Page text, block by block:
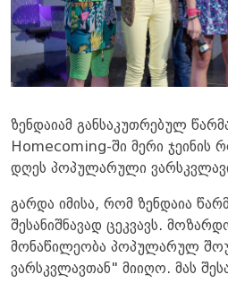
ზენდაიამ განსაკუთრებულ
Homecoming-ში მერი ჯეინის
დღეს პოპულარული
გარდა იმისა, რომ ზენდაია
შესანიშნავად ცეკვავს.
მონაწილეობა პოპულარულ
ვარსკვლავთან" მიიღო. მას